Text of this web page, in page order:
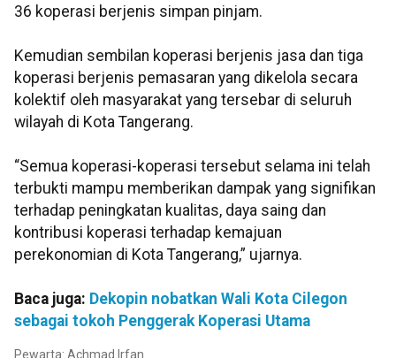
36 koperasi berjenis simpan pinjam.
Kemudian sembilan koperasi berjenis jasa dan tiga
koperasi berjenis pemasaran yang dikelola secara
kolektif oleh masyarakat yang tersebar di seluruh
wilayah di Kota Tangerang.
“Semua koperasi-koperasi tersebut selama ini telah
terbukti mampu memberikan dampak yang signifikan
terhadap peningkatan kualitas, daya saing dan
kontribusi koperasi terhadap kemajuan
perekonomian di Kota Tangerang,” ujarnya.
Baca juga: Dekopin nobatkan Wali Kota Cilegon
sebagai tokoh Penggerak Koperasi Utama
Pewarta: Achmad Irfan